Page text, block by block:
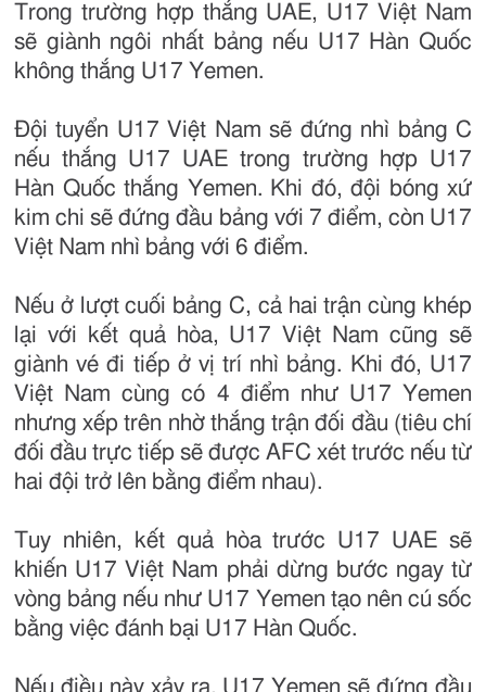
Trong trường hợp thắng UAE, U17 Việt Nam
sẽ giành ngôi nhất bảng nếu U17 Hàn Quốc
không thắng U17 Yemen.
Đội tuyển U17 Việt Nam sẽ đứng nhì bảng C
nếu thắng U17 UAE trong trường hợp U17
Hàn Quốc thắng Yemen. Khi đó, đội bóng xứ
kim chi sẽ đứng đầu bảng với 7 điểm, còn U17
Việt Nam nhì bảng với 6 điểm.
Nếu ở lượt cuối bảng C, cả hai trận cùng khép
lại với kết quả hòa, U17 Việt Nam cũng sẽ
giành vé đi tiếp ở vị trí nhì bảng. Khi đó, U17
Việt Nam cùng có 4 điểm như U17 Yemen
nhưng xếp trên nhờ thắng trận đối đầu (tiêu chí
đối đầu trực tiếp sẽ được AFC xét trước nếu từ
hai đội trở lên bằng điểm nhau).
Tuy nhiên, kết quả hòa trước U17 UAE sẽ
khiến U17 Việt Nam phải dừng bước ngay từ
vòng bảng nếu như U17 Yemen tạo nên cú sốc
bằng việc đánh bại U17 Hàn Quốc.
Nếu điều này xảy ra, U17 Yemen sẽ đứng đầu